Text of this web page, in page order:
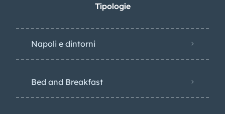
Tipologie
Napoli e dintorni
Bed and Breakfast